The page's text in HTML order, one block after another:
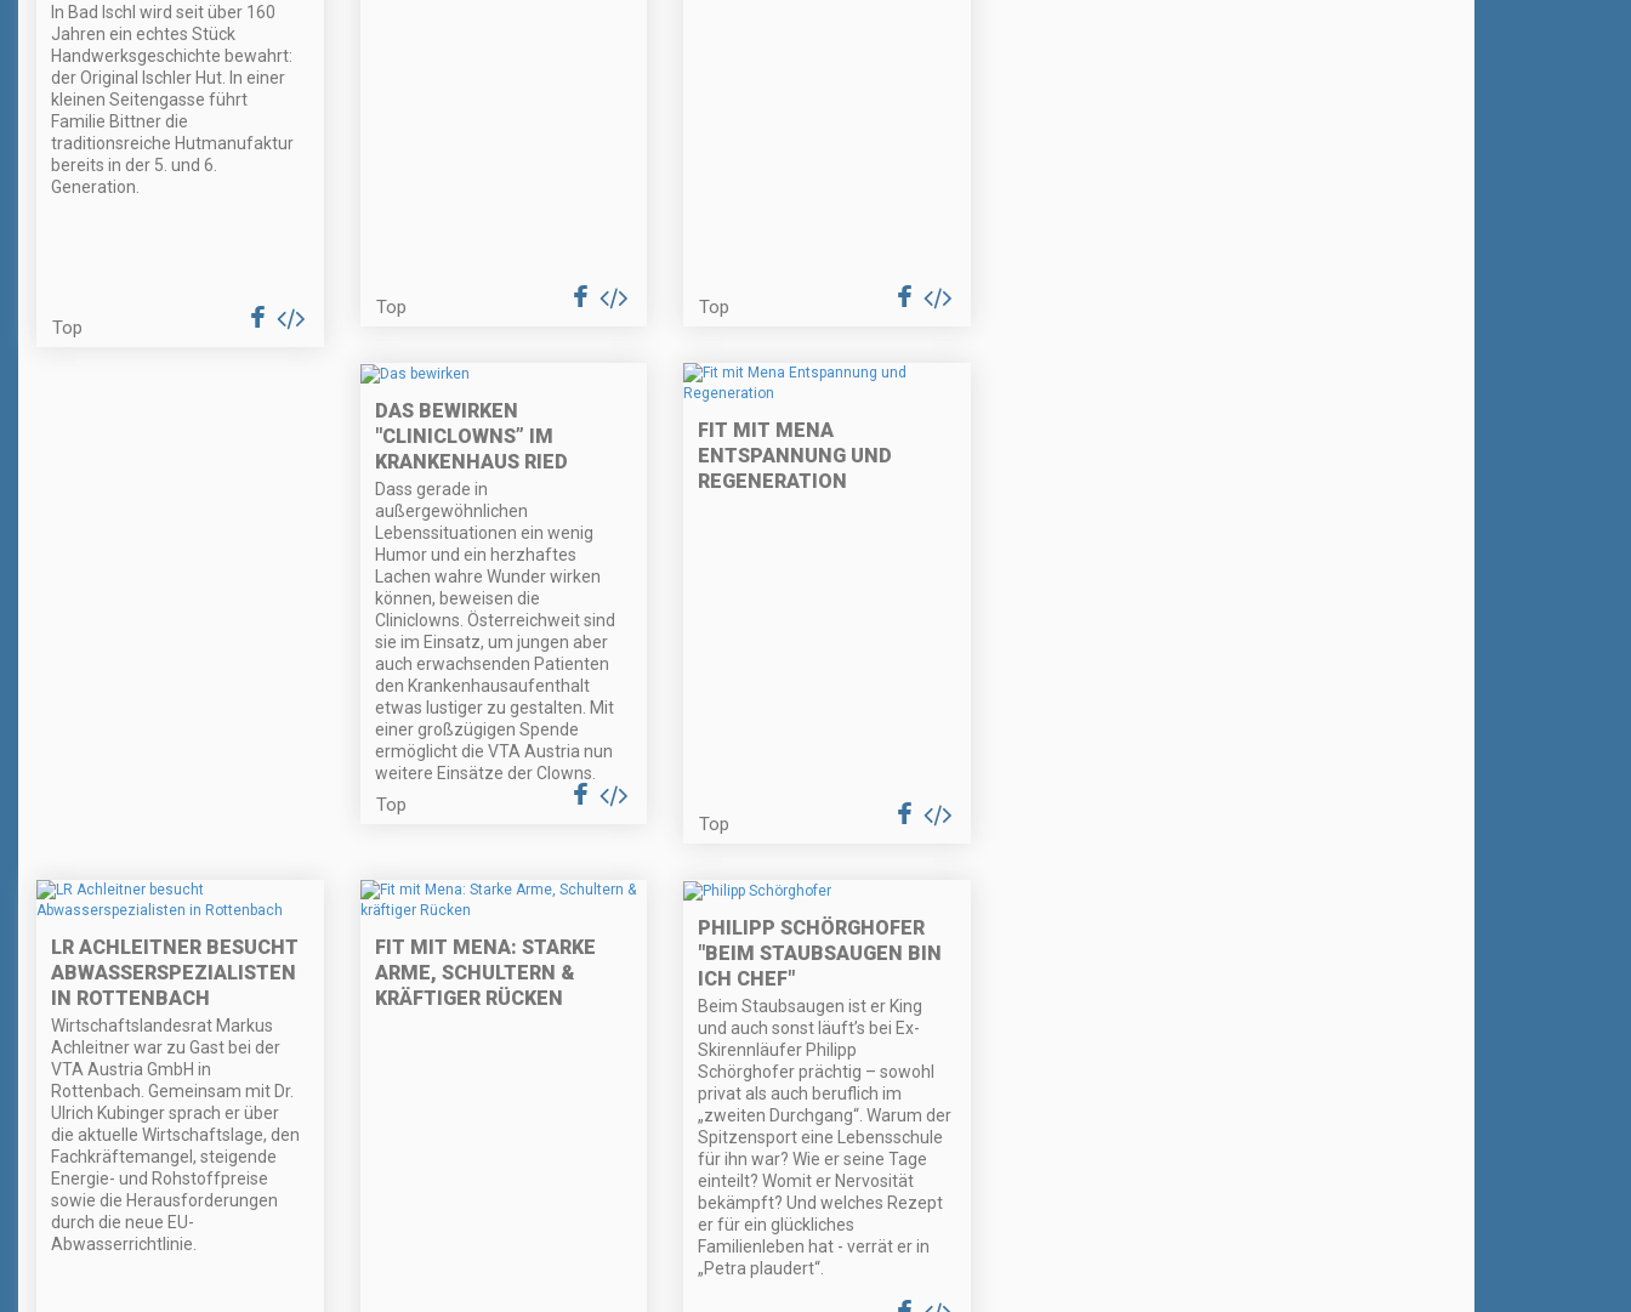
In Bad Ischl wird seit über 160
Jahren ein echtes Stück
Handwerksgeschichte bewahrt:
der Original Ischler Hut. In einer
kleinen Seitengasse führt
Familie Bittner die
traditionsreiche Hutmanufaktur
bereits in der 5. und 6.
Generation.
Top
Top Top
DAS BEWIRKEN
"CLINICLOWNS” IM
KRANKENHAUS RIED
Dass gerade in
außergewöhnlichen
Lebenssituationen ein wenig
Humor und ein herzhaftes
Lachen wahre Wunder wirken
können, beweisen die
Cliniclowns. Österreichweit sind
sie im Einsatz, um jungen aber
auch erwachsenden Patienten
den Krankenhausaufenthalt
etwas lustiger zu gestalten. Mit
einer großzügigen Spende
ermöglicht die VTA Austria nun
weitere Einsätze der Clowns.
Top
FIT MIT MENA
ENTSPANNUNG UND
REGENERATION
Top
LR ACHLEITNER BESUCHT
ABWASSERSPEZIALISTEN
IN ROTTENBACH
Wirtschaftslandesrat Markus
Achleitner war zu Gast bei der
VTA Austria GmbH in
Rottenbach. Gemeinsam mit Dr.
Ulrich Kubinger sprach er über
die aktuelle Wirtschaftslage, den
Fachkräftemangel, steigende
Energie- und Rohstoffpreise
sowie die Herausforderungen
durch die neue EU-
Abwasserrichtlinie.
FIT MIT MENA: STARKE
ARME, SCHULTERN &
KRÄFTIGER RÜCKEN
PHILIPP SCHÖRGHOFER
"BEIM STAUBSAUGEN BIN
ICH CHEF"
Beim Staubsaugen ist er King
und auch sonst läuft’s bei Ex-
Skirennläufer Philipp
Schörghofer prächtig – sowohl
privat als auch beruflich im
„zweiten Durchgang“. Warum der
Spitzensport eine Lebensschule
für ihn war? Wie er seine Tage
einteilt? Womit er Nervosität
bekämpft? Und welches Rezept
er für ein glückliches
Familienleben hat - verrät er in
„Petra plaudert“.